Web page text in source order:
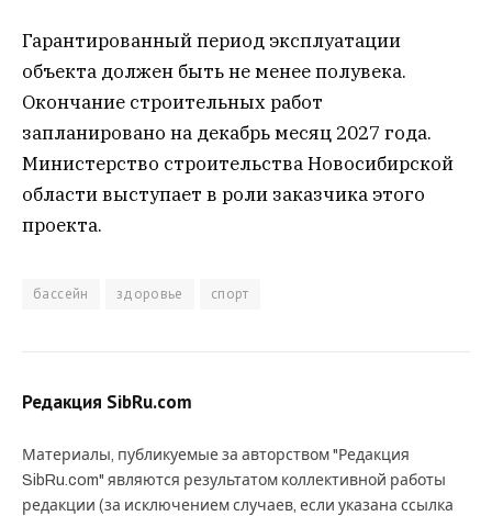
Гарантированный период эксплуатации
объекта должен быть не менее полувека.
Окончание строительных работ
запланировано на декабрь месяц 2027 года.
Министерство строительства Новосибирской
области выступает в роли заказчика этого
проекта.
бассейн здоровье спорт
Редакция SibRu.com
Материалы, публикуемые за авторством "Редакция
SibRu.com" являются результатом коллективной работы
редакции (за исключением случаев, если указана ссылка